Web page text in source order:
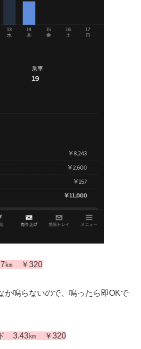
㎞ ￥320
か鳴らないので、鳴ったら即OKで
3.43㎞ ￥320